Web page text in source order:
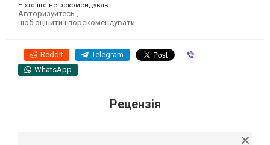
Ніхто ще не рекомендував
Авторизуйтесь
щоб оцінити і порекомендувати
Reddit Telegram
WhatsApp
Рецензія